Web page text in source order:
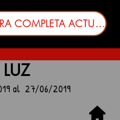
VER CARTELERA COMPLETA ACTUALIZADA
al  27/06/2019